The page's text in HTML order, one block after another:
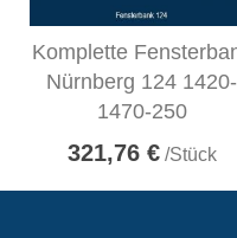
Komplette
Nürnberg 124 1420-
1470-250
321,76 €/Stück